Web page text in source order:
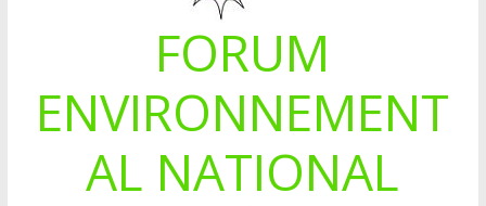
Inondations : le Mali déclare l’état de catastrophe nationale
Mali-Folkecenter Nyetaa initie 20 jeunes à la protection de
FORUM
ENVIRONNEMENT
AL NATIONAL